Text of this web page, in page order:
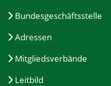
Bundesgeschäftsstelle
Adressen
Mitgliedsverbände
Leitbild